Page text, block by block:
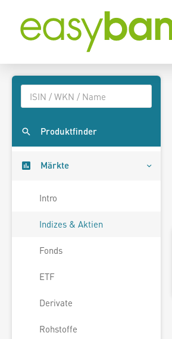
Produktfinder
Märkte
Intro
Indizes & Aktien
Fonds
ETF
Derivate
Rohstoffe